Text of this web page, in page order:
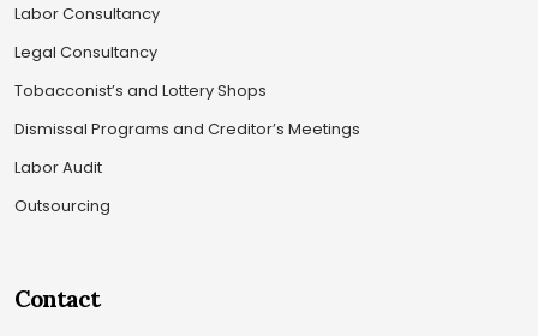
Labor Consultancy
Legal Consultancy
Tobacconist’s and Lottery Shops
Dismissal Programs and Creditor’s Meetings
Labor Audit
Outsourcing
Contact